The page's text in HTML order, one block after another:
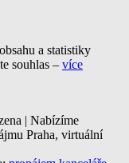
a statistiky
souhlas – více
| Nabízíme
Praha, virtuální